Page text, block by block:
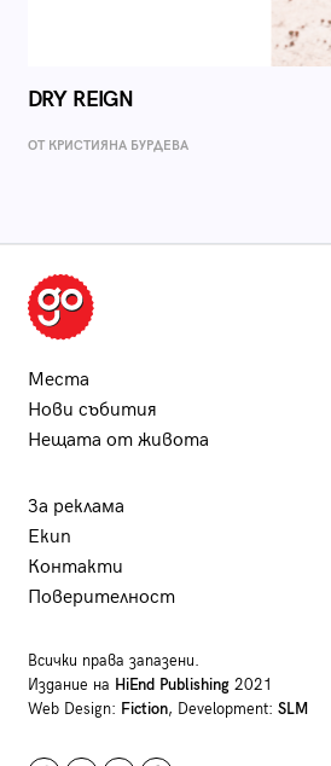
DRY REIGN
ОТ КРИСТИЯНА БУРДЕВА
Места
Нови събития
Нещата от живота
За реклама
Екип
Контакти
Поверителност
Всички права запазени.
Издание на HiEnd Publishing2021
Web Design: Fiction, Development: SLM